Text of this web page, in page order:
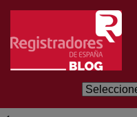
Salta al contingut principal